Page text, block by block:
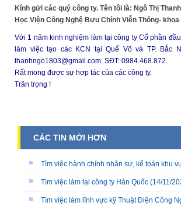
Kính gửi các quý công ty. Tên tôi là: Ngô Thị
Học Viện Công Nghệ Bưu Chính Viễn Thông-
Với 1 năm kinh nghiệm làm tại công ty Cổ phần
làm việc tạo các KCN tại Quế Võ và TP. Bắc
thanhngo1803@gmail.com. SĐT: 0984.468.872.
Rất mong được sự hợp tác của các công ty.
Trân trọng !
CÁC TIN MỚI HƠN
Tìm việc hành chính nhân sự, kế toán khu
Tìm việc làm tại công ty Hàn Quốc (14/11/
Tìm việc làm lĩnh vực kỹ Thuật Điện Công